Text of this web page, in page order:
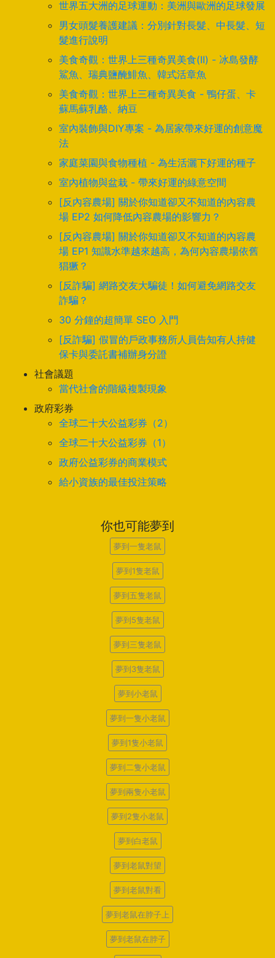
世界五大洲的足球運動：美洲與歐洲的足球發展
男女頭髮養護建議：分別針對長髮、中長髮、短
髮進行說明
美食奇觀：世界上三種奇異美食(II) - 冰島發酵
鯊魚、瑞典鹽醃鯡魚、韓式活章魚
美食奇觀：世界上三種奇異美食 - 鴨仔蛋、卡
蘇馬蘇乳酪、納豆
室內裝飾與DIY專案 - 為居家帶來好運的創意魔
法
家庭菜園與食物種植 - 為生活灑下好運的種子
室內植物與盆栽 - 帶來好運的綠意空間
[反內容農場] 關於你知道卻又不知道的內容農
場 EP2 如何降低內容農場的影響力？
[反內容農場] 關於你知道卻又不知道的內容農
場 EP1 知識水準越來越高，為何內容農場依舊
猖獗？
[反詐騙] 網路交友大騙徒！如何避免網路交友
詐騙？
30 分鐘的超簡單 SEO 入門
[反詐騙] 假冒的戶政事務所人員告知有人持健
保卡與委託書補辦身分證
社會議題
當代社會的階級複製現象
政府彩券
全球二十大公益彩券（2）
全球二十大公益彩券（1）
政府公益彩券的商業模式
給小資族的最佳投注策略
你也可能夢到
夢到一隻老鼠
夢到1隻老鼠
夢到五隻老鼠
夢到5隻老鼠
夢到三隻老鼠
夢到3隻老鼠
夢到小老鼠
夢到一隻小老鼠
夢到1隻小老鼠
夢到二隻小老鼠
夢到兩隻小老鼠
夢到2隻小老鼠
夢到白老鼠
夢到老鼠對望
夢到老鼠對看
夢到老鼠在脖子上
夢到老鼠在脖子